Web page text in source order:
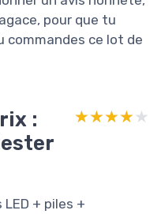
pour que tu
commandes ce lot de
:
★★★★★
★★★★★
+ piles +